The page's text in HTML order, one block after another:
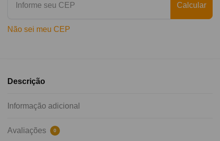
Calcular
Não sei meu CEP
Descrição
Informação adicional
Avaliações 0